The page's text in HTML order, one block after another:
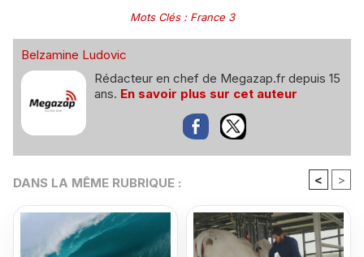
Mots Clés: France 3
Belzamine Ludovic
Rédacteur en chef de Megazap.fr depuis 15
ans. En savoir plus sur cet auteur
DANS LA MÊME RUBRIQUE : < >